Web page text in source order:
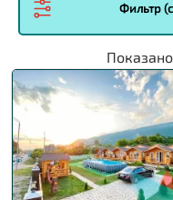
Фильтр